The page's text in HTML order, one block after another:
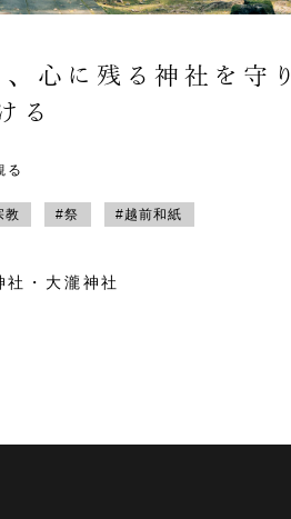
心に残る神社を守り
る
る
教 #祭 #越前和紙
社・大瀧神社